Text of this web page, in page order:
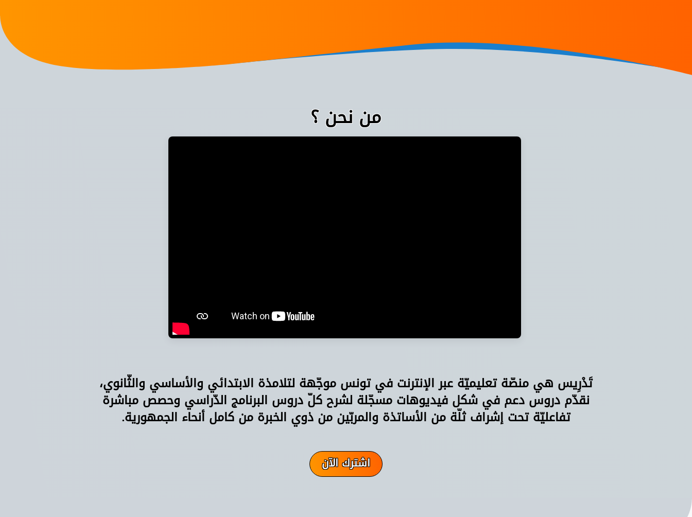
من نحن ؟
تَدْرِيس هي منصّة تعليميّة عبر الإنترنت في تونس موجّهة لتلامذة الابتدائي والأساسي والثّانوي،
نقدّم دروس دعم في شكل فيديوهات مسجّلة لشرح كلّ دروس البرنامج الدّراسي وحصص مباشرة
تفاعليّة تحت إشراف ثلّة من الأساتذة والمربّين من ذوي الخبرة من كامل أنحاء الجمهورية.
اشترك الآن